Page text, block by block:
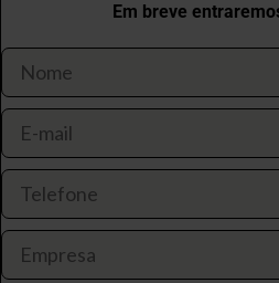
Em breve